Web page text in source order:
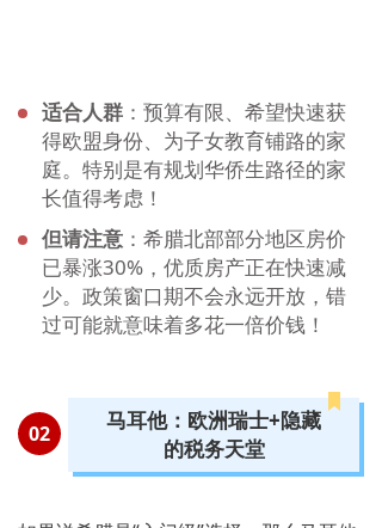
适合人群 ：预算有限、希望快速获
得欧盟身份、为子女教育铺路的家
庭。特别是有规划华侨生路径的家
长值得考虑！
但请注意 ：希腊北部部分地区房价
已暴涨30%，优质房产正在快速减
少。政策窗口期不会永远开放，错
过可能就意味着多花一倍价钱！
02
马耳他：欧洲瑞士+隐藏
的税务天堂